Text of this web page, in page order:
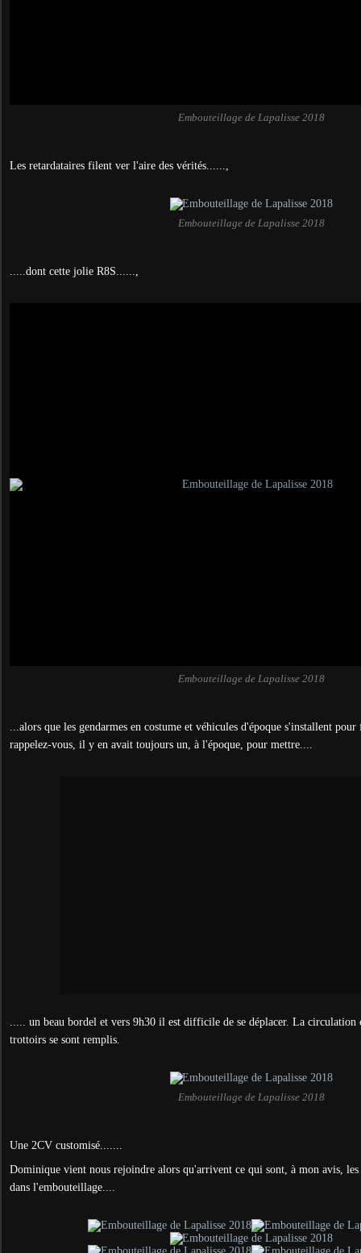
Embouteillage de Lapalisse 2018
Les retardataires filent ver l'aire des vérités......,
Embouteillage de Lapalisse 2018
.....dont cette jolie R8S......,
Embouteillage de Lapalisse 2018
...alors que les gendarmes en costume et véhicules d'époque s'installent
rappelez-vous, il y en avait toujours un, à l'époque, pour mettre....
..... un beau bordel et vers 9h30 il est difficile de se déplacer. La circulation
trottoirs se sont remplis.
Embouteillage de Lapalisse 2018
Une 2CV customisé.......
Dominique vient nous rejoindre alors qu'arrivent ce qui sont, à mon avis, les
dans l'embouteillage....